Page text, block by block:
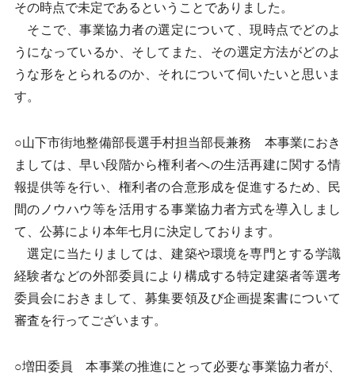
その時点で未定であるということでありました。
そこで、事業協力者の選定について、現時点でどのよ
うになっているか、そしてまた、その選定方法がどのよ
うな形をとられるのか、それについて伺いたいと思いま
す。
○山下市街地整備部長選手村担当部長兼務 本事業におき
ましては、早い段階から権利者への生活再建に関する情
報提供等を行い、権利者の合意形成を促進するため、民
間のノウハウ等を活用する事業協力者方式を導入しまし
て、公募により本年七月に決定しております。
選定に当たりましては、建築や環境を専門とする学識
経験者などの外部委員により構成する特定建築者等選考
委員会におきまして、募集要領及び企画提案書について
審査を行ってございます。
○増田委員 本事業の推進にとって必要な事業協力者が、